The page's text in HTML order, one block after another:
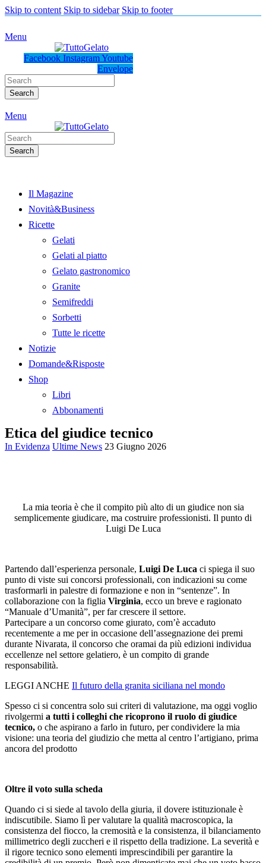
Skip to content Skip to sidebar Skip to footer
Menu
Facebook InstagramYoutube
Envelope
Search
Menu
Search
Il Magazine
Novità&Business
Ricette
Gelati
Gelati al piatto
Gelato gastronomico
Granite
Semifreddi
Sorbetti
Tutte le ricette
Notizie
Domande&Risposte
Shop
Libri
Abbonamenti
Etica del giudice tecnico
In Evidenza Ultime News 23 Giugno 2026
La mia teoria è che il compito più alto di un giudice non sia
semplicemente giudicare, ma costruire professionisti. Il punto di
Luigi De Luca
Partendo dall’esperienza personale, Luigi De Luca ci spiega il suo
punto di viste sui concorsi professionali, con indicazioni su come
trasformarli in palestre di formazione e non in “sentenze”. In
collaborazione con la figlia Virginia, ecco un breve e ragionato
“Manuale d’Umanità”, per far crescere il settore.
Partecipare a un concorso come giurato, com’è accaduto
recentemente a me per in occasione dell’assegnazione dei premi
durante Nivarata, il concorso che oramai da più edizioni individua
eccellenze nel settore gelatiero, è un compito di grande
responsabilità.
LEGGI ANCHE Il futuro della granita siciliana nel mondo
Spesso ci si concentra solo sui criteri di valutazione, ma oggi voglio
rivolgermi a tutti i colleghi che ricoprono il ruolo di giudice
tecnico, o che aspirano a farlo in futuro, per condividere la mia
visione: una teoria del giudizio che metta al centro l’artigiano, prima
ancora del prodotto
Oltre il voto sulla scheda
Quando ci si siede al tavolo della giuria, il dovere istituzionale è
indiscutibile. Siamo lì per valutare la qualità macroscopica, la
consistenza del fiocco, la cremosità e la consistenza, il bilanciamento
millimetrico degli zuccheri e il rispetto della tradizione. La severità e
il rigore tecnico sono elementi imprescindibili per garantire la